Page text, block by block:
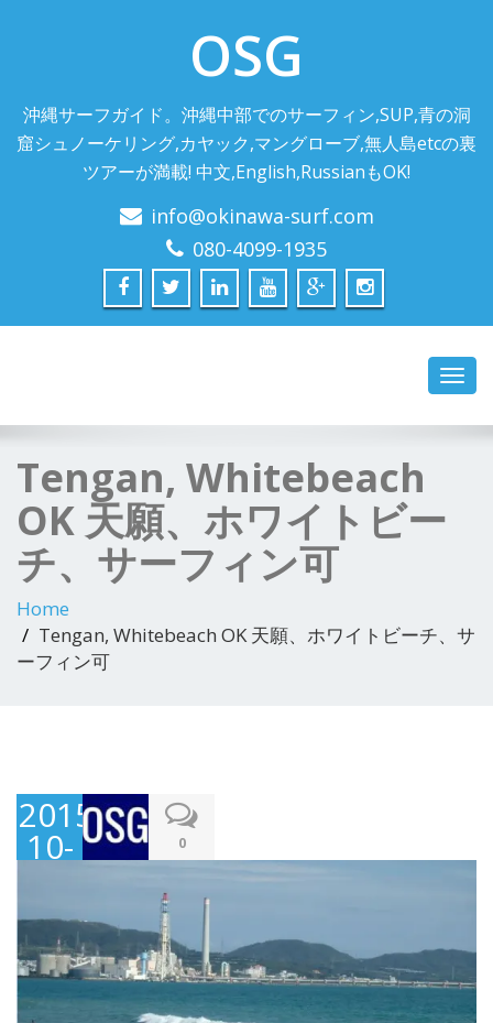
OSG
沖縄サーフガイド。沖縄中部でのサーフィン,SUP,青の洞
窟シュノーケリング,カヤック,マングローブ,無人島etcの裏
ツアーが満載! 中文,English,RussianもOK!
info@okinawa-surf.com
080-4099-1935
Tengan, Whitebeach
OK 天願、ホワイトビー
チ、サーフィン可
Home
Tengan, Whitebeach OK 天願、ホワイトビーチ、サ
ーフィン可
2015-
10- 0